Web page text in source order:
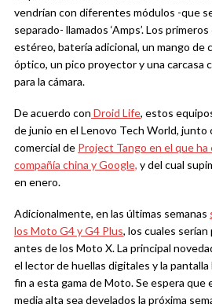
vendrían con diferentes módulos -que
separado- llamados ‘Amps’. Los
estéreo, batería adicional, un mango de
óptico, un pico proyector y una carcasa
para la cámara.
De acuerdo con Droid Life, estos
de junio en el Lenovo Tech World,
comercial de Project Tango en el que
compañía china y Google, y del cual
en enero.
Adicionalmente, en las últimas semanas
los Moto G4 y G4 Plus, los cuales
antes de los Moto X. La principal
el lector de huellas digitales y la pantalla
fin a esta gama de Moto. Se espera que
media alta sea develados la próxima